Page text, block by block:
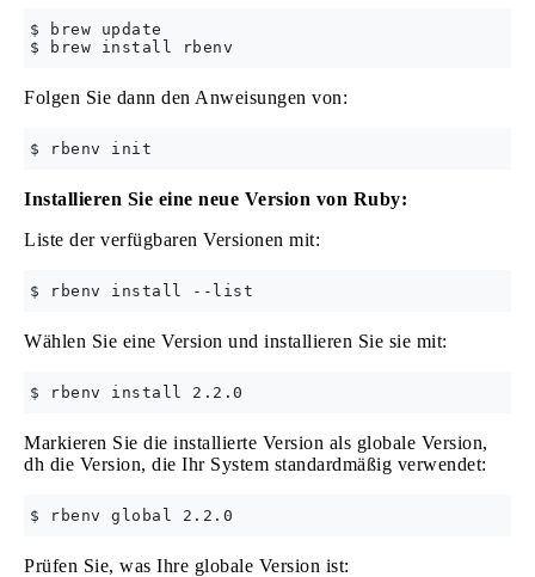
$ brew update
Folgen Sie dann den Anweisungen von:
Installieren Sie eine neue Version von Ruby:
Liste der verfügbaren Versionen mit:
Wählen Sie eine Version und installieren Sie sie mit:
Markieren Sie die installierte Version als globale Version,
dh die Version, die Ihr System standardmäßig verwendet:
Prüfen Sie, was Ihre globale Version ist: